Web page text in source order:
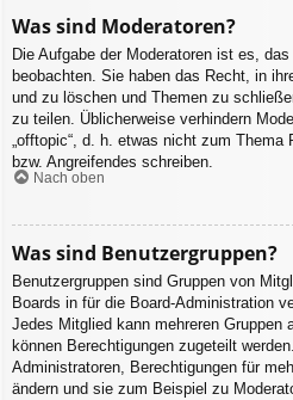
Was sind Moderatoren?
Die Aufgabe der Moderatoren ist es,
beobachten. Sie haben das Recht, in
und zu löschen und Themen zu
zu teilen. Üblicherweise verhindern
„offtopic“, d. h. etwas nicht zum
bzw. Angreifendes schreiben.
Nach oben
Was sind Benutzergruppen?
Benutzergruppen sind Gruppen von
Boards in für die Board-Administration
Jedes Mitglied kann mehreren Gruppen
können Berechtigungen zugeteilt
Administratoren, Berechtigungen für
ändern und sie zum Beispiel zu